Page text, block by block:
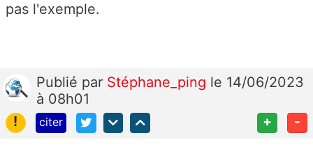
pas l'exemple.
Publié par Stéphane_ping le 14/06/2023
à 08h01
!
citer + -